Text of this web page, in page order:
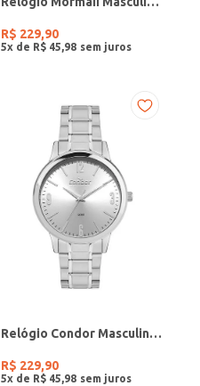
R$ 229,90
5x de R$ 45 98
Relógio Condor Masculino PRATA
R$ 229,90
5x de R$ 45 98